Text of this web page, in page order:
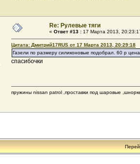
Re: Рулевые тяги
« Ответ #13 : 17 Марта 2013,
Цитата: Дмитрий17RUS от 17 Марта 2013, 20:29:18
Газели по размеру силиконовые подобрал. 60 р
спасибочки
пружины nissan patrol ,проставки под